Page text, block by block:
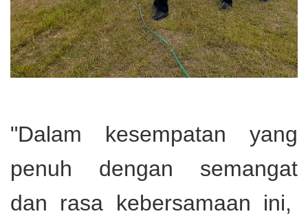
"Dalam kesempatan yang
penuh dengan semangat
dan rasa kebersamaan ini,